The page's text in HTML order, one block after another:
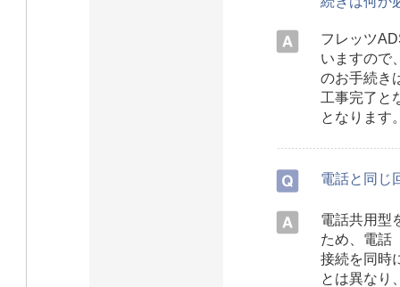
フレッツ
いますので
のお手続き
工事完了と
となります
電話と同じ
電話共用型
ため、電話
接続を同時
とは異なり